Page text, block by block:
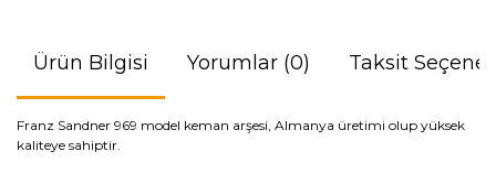
Ürün Bilgisi Yorumlar (0) Taksit
Franz Sandner 969 model keman arşesi, Almanya üretimi olup yüksek
kaliteye sahiptir.